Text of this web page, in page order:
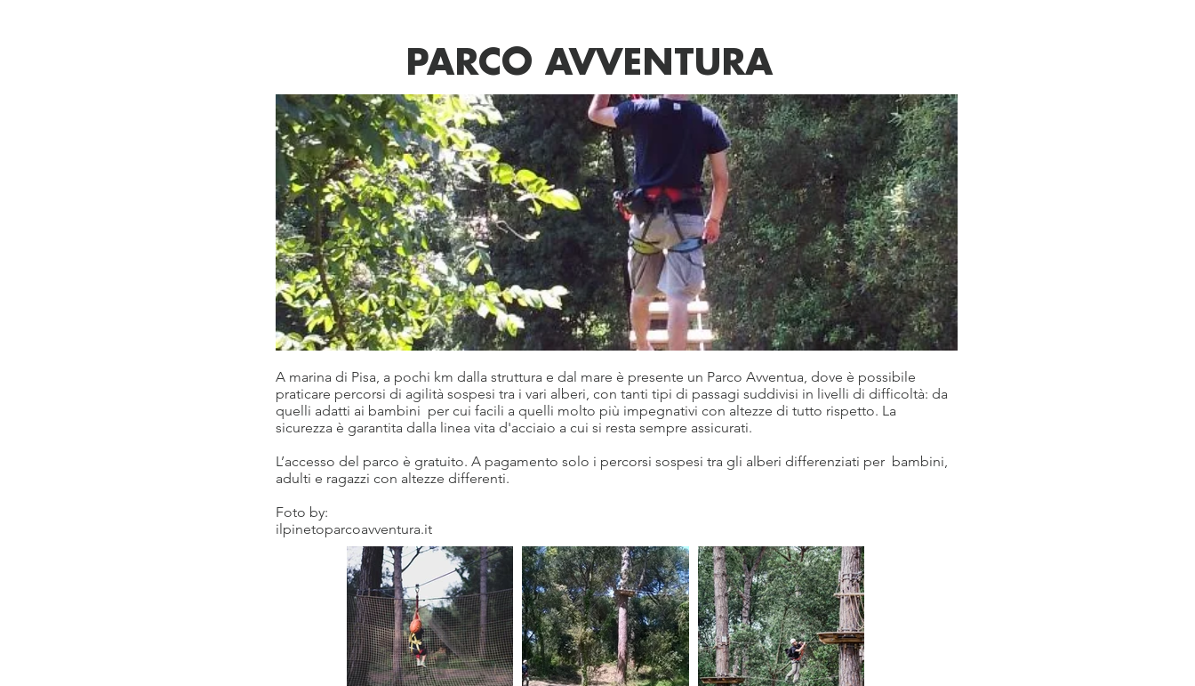
HOTEL CLUB
PARCO AVVENTURA
A marina di Pisa, a pochi km dalla struttura e dal mare è presente un Parco Avventua, dove è possibile
praticare percorsi di agilità sospesi tra i vari alberi, con tanti tipi di passagi suddivisi in livelli di difficoltà: da
quelli adatti ai bambini per cui facili a quelli molto più impegnativi con altezze di tutto rispetto. La
sicurezza è garantita dalla linea vita d'acciaio a cui si resta sempre assicurati.
L’accesso del parco è gratuito. A pagamento solo i percorsi sospesi tra gli alberi differenziati per bambini,
adulti e ragazzi con altezze differenti.
Foto by:
ilpinetoparcoavventura.it